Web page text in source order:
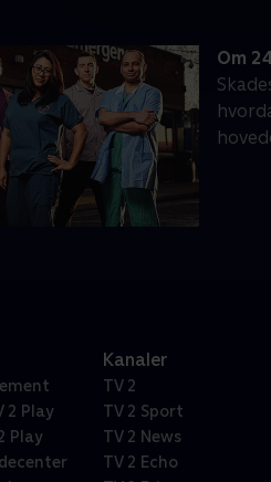
Om
2 Play
Play
Kanaler
TV 2
TV 2 Sport
TV 2 News
TV 2 Echo